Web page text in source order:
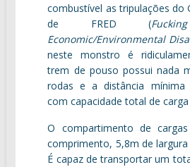
combustível as tripulações do
de FRED (
Economic/Environmental
neste monstro é
trem de pouso possui nada
rodas e a distância mínima
com capacidade total de
O compartimento de
comprimento, 5,8m de
É capaz de transportar um